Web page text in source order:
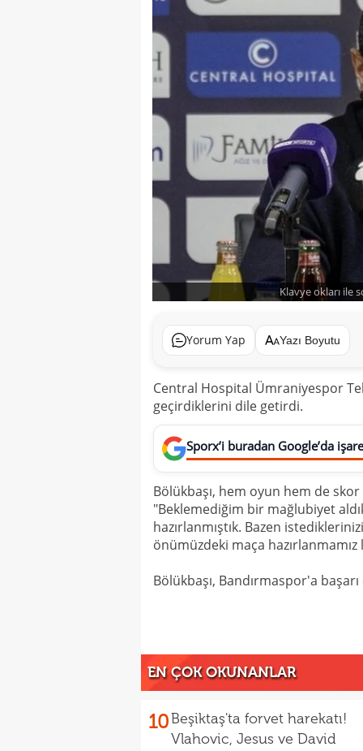
Klavye okları ile
Yorum Yap Yazı Boyutu
Central Hospital Ümraniyespor
geçirdiklerini dile getirdi.
Sporx’i buradan Google’da
Bölükbaşı, hem oyun hem de skor
"Beklemediğim bir mağlubiyet
hazırlanmıştık. Bazen
önümüzdeki maça hazırlanmamız
Bölükbaşı, Bandırmaspor'a
EN ÇOK OKUNANLAR
10Beşiktaş'ta forvet harekatı!
Vlahovic, Jesus ve David